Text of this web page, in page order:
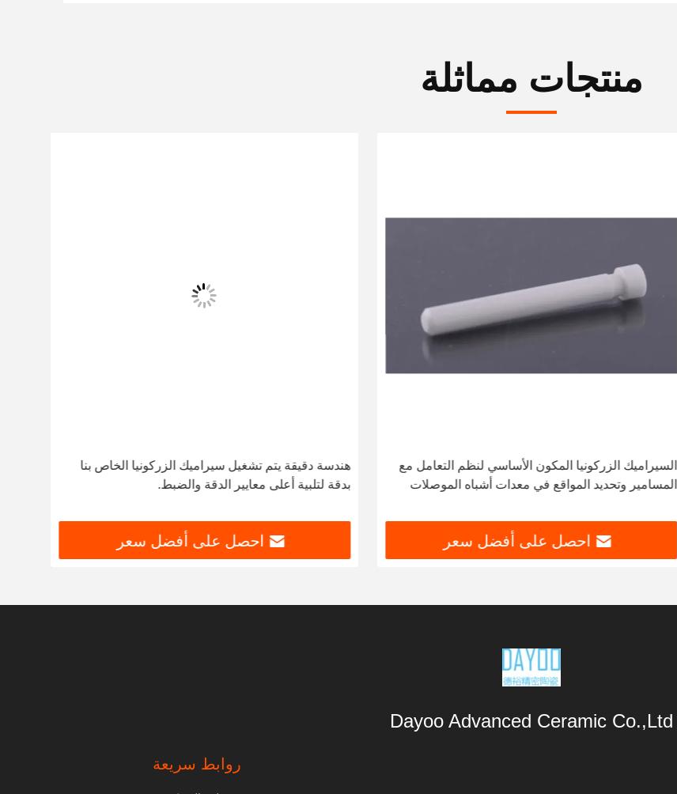
منتجات مماثلة
السيراميك الزركونيا المكون الأساسي لنظم التعامل مع
المسامير وتحديد المواقع في معدات أشباه الموصلات
احصل على أفضل سعر
هندسة دقيقة يتم تشغيل سيراميك الزركونيا الخاص بنا
بدقة لتلبية أعلى معايير الدقة والضبط.
احصل على أفضل سعر
Dayoo Advanced Ceramic Co.,Ltd
روابط سريعة